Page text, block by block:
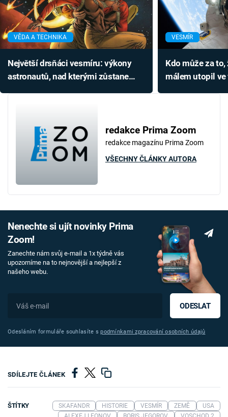
VĚDA A TECHNIKA
Největší drsňáci vesmíru: výkony
astronautů, nad kterými zůstane
VESMÍR
Kdo může za
málem utopil ve
redakce Prima Zoom
redakce magazínu Prima Zoom
VŠECHNY ČLÁNKY AUTORA
Nenechte si ujít novinky Prima
Zoom!
Zanechte nám svůj e-mail a 1x týdně vás
upozorníme na to nejnovější a nejlepší z
našeho webu.
ODESLAT
Odesláním formuláře souhlasíte spodmínkami zpracování osobních údajů
SDÍLEJTE ČLÁNEK
ŠTÍTKY SKAFANDR HISTORIE VESMÍR ZEMĚ
USA